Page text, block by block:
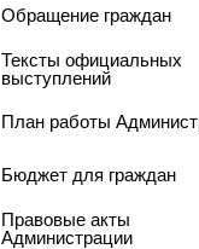
Обращение граждан
Тексты официальных
выступлений
План работы
Бюджет для граждан
Правовые акты
Администрации